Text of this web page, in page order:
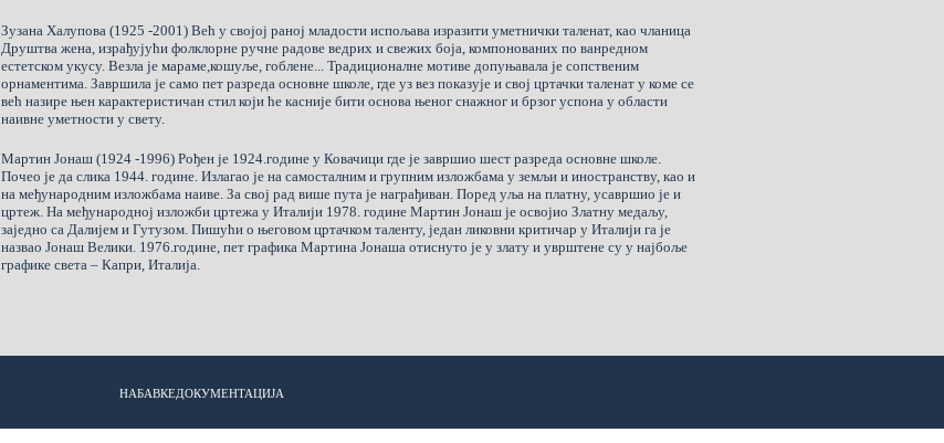
Зузана Халупова (1925 -2001) Већ у својој раној младости испољава изразити уметнички таленат, као чланица
Друштва жена, израђујући фолклорне ручне радове ведрих и свежих боја, компонованих по ванредном
естетском укусу. Везла је мараме,кошуље, гоблене... Традиционалне мотиве допуњавала је сопственим
орнаментима. Завршила је само пет разреда основне школе, где уз вез показује и свој цртачки таленат у коме се
већ назире њен карактеристичан стил који ће касније бити основа њеног снажног и брзог успона у области
наивне уметности у свету.
Мартин Јонаш (1924 -1996) Рођен је 1924.године у Ковачици где је завршио шест разреда основне школе.
Почео је да слика 1944. године. Излагао је на самосталним и групним изложбама у земљи и иностранству, као и
на међународним изложбама наиве. За свој рад више пута је награђиван. Поред уља на платну, усавршио је и
цртеж. На међународној изложби цртежа у Италији 1978. године Мартин Јонаш је освојио Златну медаљу,
заједно са Далијем и Гутузом. Пишући о његовом цртачком таленту, један ликовни критичар у Италији га је
назвао Јонаш Велики. 1976.године, пет графика Мартина Јонаша отиснуто је у злату и уврштене су у најбоље
графике света – Капри, Италија.
НАБАВКЕДОКУМЕНТАЦИЈА